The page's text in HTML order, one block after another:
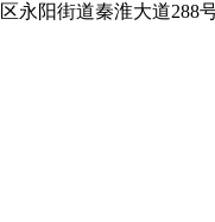
永阳街道秦淮大道288